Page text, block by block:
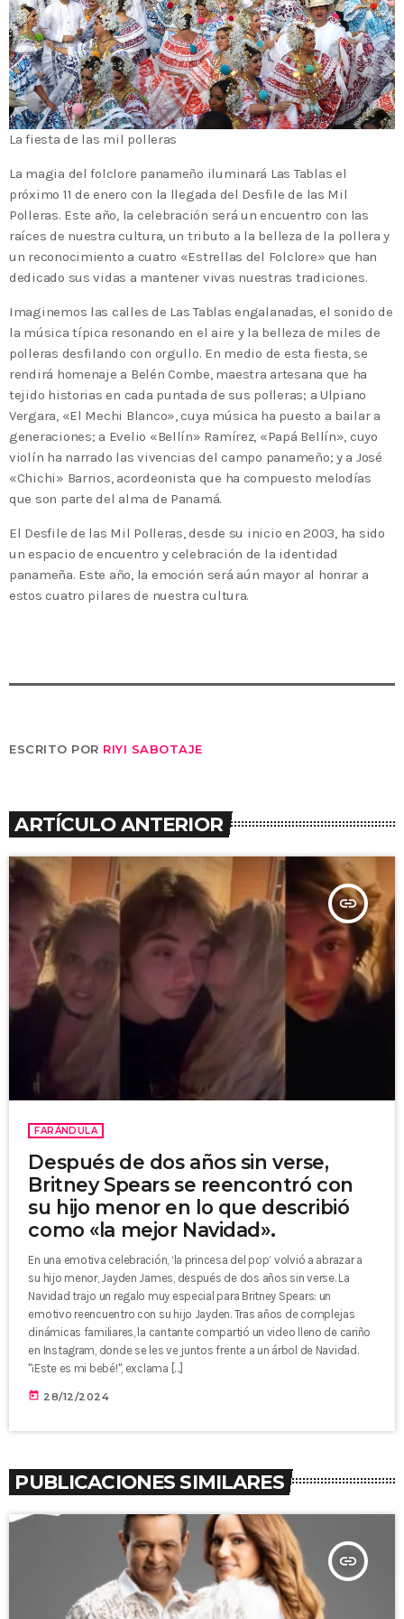
La fiesta de las mil polleras
La magia del folclore panameño iluminará Las Tablas el
próximo 11 de enero con la llegada del Desfile de las Mil
Polleras. Este año, la celebración será un encuentro con las
raíces de nuestra cultura, un tributo a la belleza de la pollera y
un reconocimiento a cuatro «Estrellas del Folclore» que han
dedicado sus vidas a mantener vivas nuestras tradiciones.
Imaginemos las calles de Las Tablas engalanadas, el sonido de
la música típica resonando en el aire y la belleza de miles de
polleras desfilando con orgullo. En medio de esta fiesta, se
rendirá homenaje a Belén Combe, maestra artesana que ha
tejido historias en cada puntada de sus polleras; a Ulpiano
Vergara, «El Mechi Blanco», cuya música ha puesto a bailar a
generaciones; a Evelio «Bellín» Ramírez, «Papá Bellín», cuyo
violín ha narrado las vivencias del campo panameño; y a José
«Chichi» Barrios, acordeonista que ha compuesto melodías
que son parte del alma de Panamá.
El Desfile de las Mil Polleras, desde su inicio en 2003, ha sido
un espacio de encuentro y celebración de la identidad
panameña. Este año, la emoción será aún mayor al honrar a
estos cuatro pilares de nuestra cultura.
ESCRITO POR RIYI SABOTAJE
ARTÍCULO ANTERIOR
insert_link
FARÁNDULA
Después de dos años sin verse,
Britney Spears se reencontró con
su hijo menor en lo que describió
como «la mejor Navidad».
En una emotiva celebración, ‘la princesa del pop’ volvió a abrazar a
su hijo menor, Jayden James, después de dos años sin verse. La
Navidad trajo un regalo muy especial para Britney Spears: un
emotivo reencuentro con su hijo Jayden. Tras años de complejas
dinámicas familiares, la cantante compartió un video lleno de cariño
en Instagram, donde se les ve juntos frente a un árbol de Navidad.
"¡Este es mi bebé!", exclama […]
today 28/12/2024
PUBLICACIONES SIMILARES
insert_link